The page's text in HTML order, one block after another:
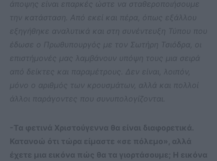
άποψης είναι επαρκές ώστε να σταθεροποιήσουμε
την κατάσταση. Από εκεί και πέρα, όπως εξάλλου
εξηγήθηκε αναλυτικά και στη συνέντευξη Τύπου που
έδωσε ο Πρωθυπουργός με τον Σωτήρη Τσιόδρα, οι
επιστήμονές μας λαμβάνουν υπόψη τους μια σειρά
από δείκτες και παραμέτρους. Δεν είναι, λοιπόν,
μόνο ο αριθμός των κρουσμάτων, αλλά και πολλοί
άλλοι παράγοντες που συνυπολογίζονται.
-Τα φετινά Χριστούγεννα θα είναι διαφορετικά.
Κατανοώ ότι τώρα είμαστε «σε πόλεμο», αλλά
έχετε μια εικόνα πώς θα τα γιορτάσουμε; Η εικόνα